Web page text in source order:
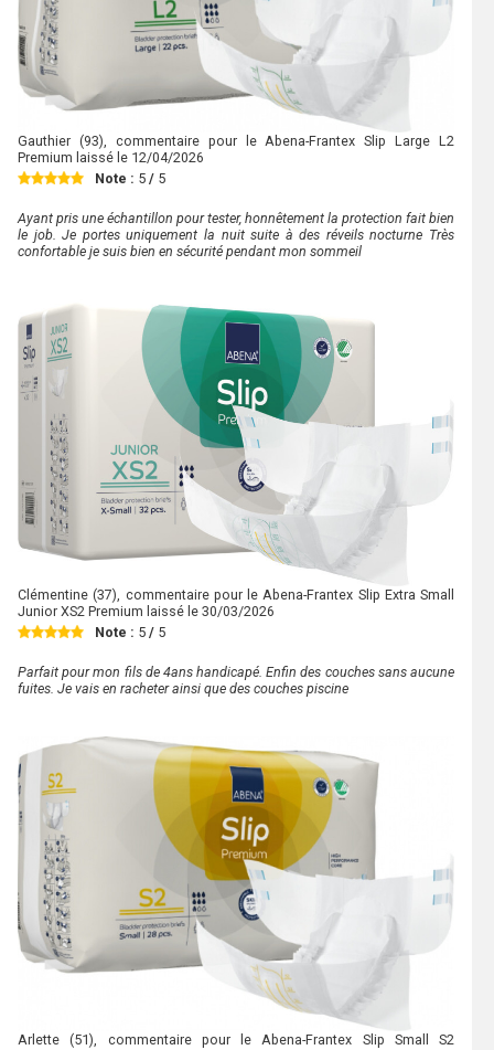
Gauthier (93), commentaire pour le Abena-Frantex Slip Large L2
Premium laissé le 12/04/2026
Note : 5 / 5
Ayant pris une échantillon pour tester, honnêtement la protection fait bien
le job. Je portes uniquement la nuit suite à des réveils nocturne Très
confortable je suis bien en sécurité pendant mon sommeil
Clémentine (37), commentaire pour le Abena-Frantex Slip Extra Small
Junior XS2 Premium laissé le 30/03/2026
Note : 5 / 5
Parfait pour mon fils de 4ans handicapé. Enfin des couches sans aucune
fuites. Je vais en racheter ainsi que des couches piscine
Arlette (51), commentaire pour le Abena-Frantex Slip Small S2